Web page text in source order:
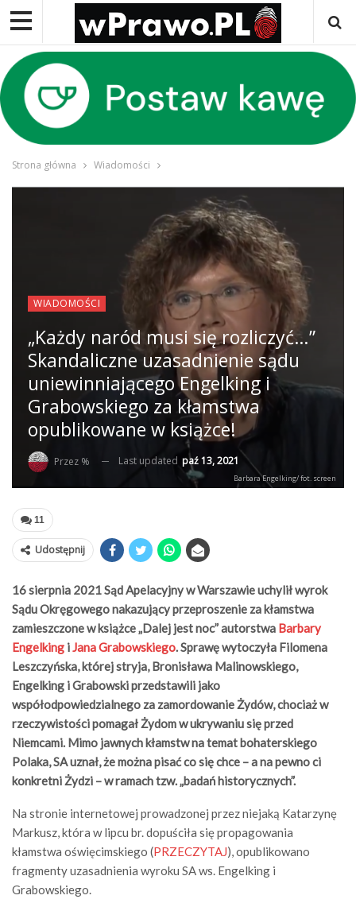
Strona główna Wiadomości
WIADOMOŚCI
„Każdy naród musi się rozliczyć…”
Skandaliczne uzasadnienie sądu
uniewinniającego Engelking i
Grabowskiego za kłamstwa
opublikowane w książce!
Przez % Last updated paź 13, 2021
Barbara Engelking/ fot. screen
11
Udostępnij
16 sierpnia 2021 Sąd Apelacyjny w Warszawie uchylił wyrok
Sądu Okręgowego nakazujący przeproszenie za kłamstwa
zamieszczone w książce „Dalej jest noc” autorstwa Barbary
Engelking iJana Grabowskiego. Sprawę wytoczyła Filomena
Leszczyńska, której stryja, Bronisława Malinowskiego,
Engelking i Grabowski przedstawili jako
współodpowiedzialnego za zamordowanie Żydów, chociaż w
rzeczywistości pomagał Żydom w ukrywaniu się przed
Niemcami. Mimo jawnych kłamstw na temat bohaterskiego
Polaka, SA uznał, że można pisać co się chce – a na pewno ci
konkretni Żydzi – w ramach tzw. „badań historycznych”.
Na stronie internetowej prowadzonej przez niejaką Katarzynę
Markusz, która w lipcu br. dopuściła się propagowania
kłamstwa oświęcimskiego (PRZECZYTAJ), opublikowano
fragmenty uzasadnienia wyroku SA ws. Engelking i
Grabowskiego.